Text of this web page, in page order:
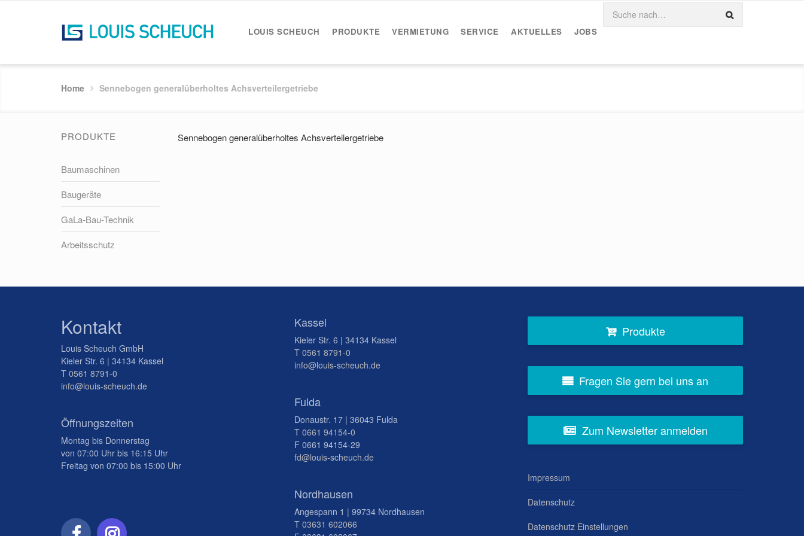
LOUIS SCHEUCH PRODUKTE VERMIETUNG SERVICE AKTUELLES JOBS
Home Sennebogen generalüberholtes Achsverteilergetriebe
PRODUKTE
Baumaschinen
Baugeräte
GaLa-Bau-Technik
Arbeitsschutz
Sennebogen generalüberholtes Achsverteilergetriebe
Kontakt
Louis Scheuch GmbH
Kieler Str. 6 | 34134 Kassel
T 0561 8791-0
info@louis-scheuch.de
Öffnungszeiten
Montag bis Donnerstag
von 07:00 Uhr bis 16:15 Uhr
Freitag von 07:00 bis 15:00 Uhr
Kassel
Kieler Str. 6 | 34134 Kassel
T 0561 8791-0
info@louis-scheuch.de
Fulda
Donaustr. 17 | 36043 Fulda
T 0661 94154-0
F 0661 94154-29
fd@louis-scheuch.de
Nordhausen
Angespann 1 | 99734 Nordhausen
T 03631 602066
Produkte
Fragen Sie gern bei uns an
Zum Newsletter anmelden
Impressum
Datenschutz
Datenschutz Einstellungen